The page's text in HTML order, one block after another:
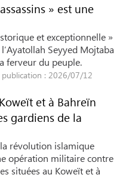
» est une
et exceptionnelle »
Seyyed Mojtaba
ferveur du peuple.
: 2026/07/12
et à Bahreïn
gardiens de la
révolution islamique
opération militaire contre
situées au Koweït et à